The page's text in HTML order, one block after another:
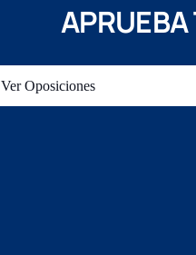
Ver Oposiciones